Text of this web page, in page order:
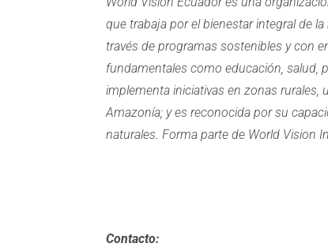
que trabaja por el bienestar integral de
través de programas sostenibles y con
fundamentales como educación, salud,
implementa iniciativas en zonas rurales,
Amazonía; y es reconocida por su
naturales. Forma parte de World Vision
Contacto: